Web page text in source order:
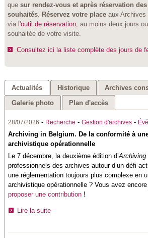
que sur rendez-vous et après réservation
souhaités. Réservez votre placeaux Archives
via l'outil de réservation, au moins deux jours
souhaitée de votre visite.
Consultez ici la liste complète des jours de
Actualités Historique Archives
Galerie photo
Plan d'accès
28/07/2026 - Recherche -Gestion d'archives -
Archiving in Belgium. De la conformité à
archivistique opérationnelle
Le 7 décembre, la deuxième édition d’Archiving
professionnels des archives autour d’un défi
une réglementation toujours plus complexe en
archivistique opérationnelle ? Vous avez
proposer une contribution !
Lire la suite